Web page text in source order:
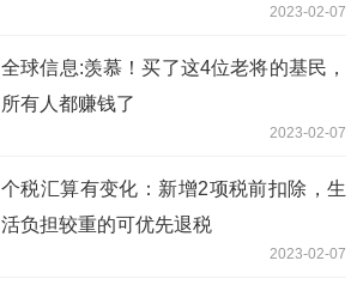
2023-02-07
全球信息:羡慕！买了这4位老将的基民，
所有人都赚钱了
2023-02-07
个税汇算有变化：新增2项税前扣除，生
活负担较重的可优先退税
2023-02-07